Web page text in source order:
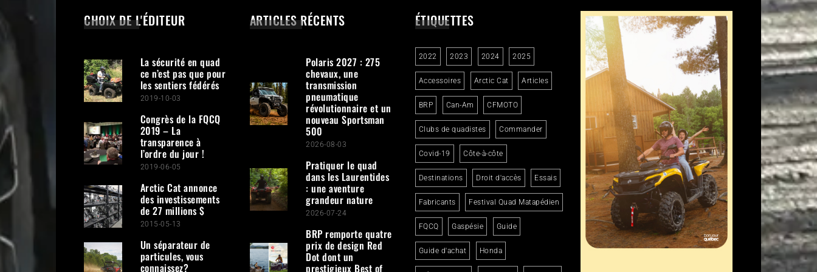
CHOIX DE L'ÉDITEUR
La sécurité en quad
ce n’est pas que pour
les sentiers fédérés
2019-10-03
Congrès de la FQCQ
2019 – La
transparence à
l’ordre du jour !
2019-06-05
Arctic Cat annonce
des investissements
de 27 millions $
2015-05-13
Un séparateur de
particules, vous
connaissez?
ARTICLES RÉCENTS
Polaris 2027 : 275
chevaux, une
transmission
pneumatique
révolutionnaire et un
nouveau Sportsman
500
2026-08-03
Pratiquer le quad
dans les Laurentides
: une aventure
grandeur nature
2026-07-24
BRP remporte quatre
prix de design Red
Dot dont un
prestigieux Best of
ÉTIQUETTES
2022 2023 2024 2025
Accessoires Arctic Cat Articles
BRP Can-Am CFMOTO
Clubs de quadistes Commander
Covid-19 Côte-à-côte
Destinations Droit d'accès Essais
Fabricants Festival Quad Matapédien
FQCQ Gaspésie Guide
Guide d'achat Honda